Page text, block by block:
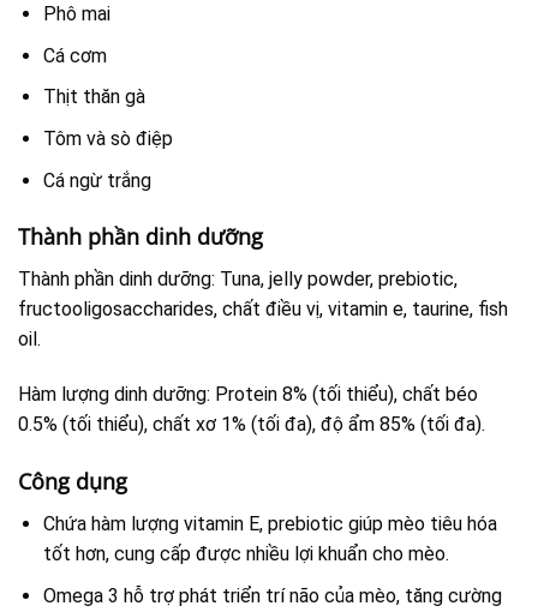
Phô mai
Cá cơm
Thịt thăn gà
Tôm và sò điệp
Cá ngừ trắng
Thành phần dinh dưỡng
Thành phần dinh dưỡng: Tuna, jelly powder, prebiotic,
fructooligosaccharides, chất điều vị, vitamin e, taurine, fish
oil.
Hàm lượng dinh dưỡng: Protein 8% (tối thiểu), chất béo
0.5% (tối thiểu), chất xơ 1% (tối đa), độ ẩm 85% (tối đa).
Công dụng
Chứa hàm lượng vitamin E, prebiotic giúp mèo tiêu hóa
tốt hơn, cung cấp được nhiều lợi khuẩn cho mèo.
Omega 3 hỗ trợ phát triển trí não của mèo, tăng cường